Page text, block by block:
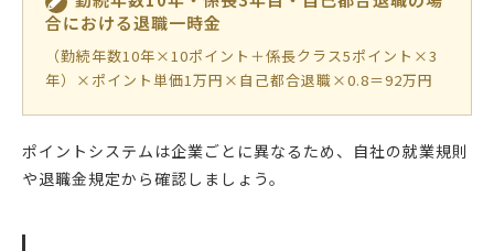
合における退職一時金
（勤続年数10年×10ポイント＋係長クラス5ポイント×3
年）×ポイント単価1万円×自己都合退職×0.8＝92万円
ポイントシステムは企業ごとに異なるため、自社の就業規則
や退職金規定から確認しましょう。